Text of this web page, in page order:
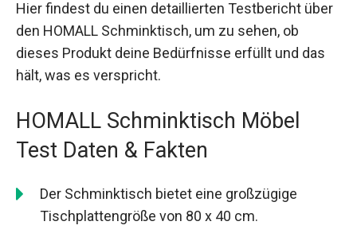
Hier findest du einen detaillierten Testbericht über
den HOMALL Schminktisch, um zu sehen, ob
dieses Produkt deine Bedürfnisse erfüllt und das
hält, was es verspricht.
HOMALL Schminktisch Möbel
Test Daten & Fakten
Der Schminktisch bietet eine großzügige
Tischplattengröße von 80 x 40 cm.